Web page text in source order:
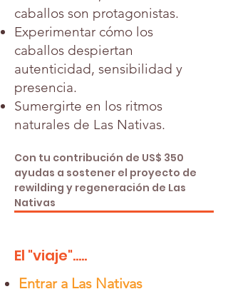
caballos son protagonistas.
Experimentar cómo los
caballos despiertan
autenticidad, sensibilidad y
presencia.
Sumergirte en los ritmos
naturales de Las Nativas.
Con tu contribución de US$ 350
ayudas a sostener el proyecto de
rewilding y regeneración de Las
Nativas
El "viaje".....
Entrar a Las Nativas